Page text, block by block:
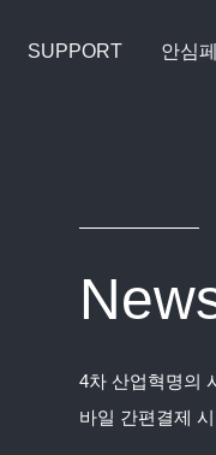
SUPPORT 안심페
4차 산업혁명의
바일 간편결제